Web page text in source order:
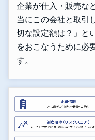
企業が仕入・販売な
当にこの会社と取引
切な設定額は？」と
をおこなうために必
す。